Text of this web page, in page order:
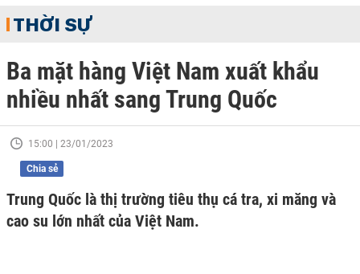
THỜI SỰ
Ba mặt hàng Việt Nam xuất khẩu
nhiều nhất sang Trung Quốc
15:00 | 23/01/2023
Chia sẻ
Trung Quốc là thị trường tiêu thụ cá tra, xi măng và
cao su lớn nhất của Việt Nam.